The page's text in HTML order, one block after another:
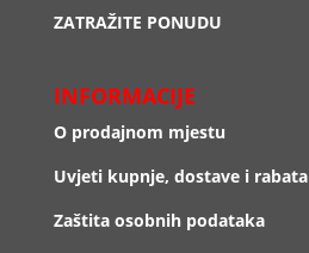
ZATRAŽITE PONUDU
INFORMACIJE
O prodajnom mjestu
Uvjeti kupnje, dostave i rabata
Zaštita osobnih podataka